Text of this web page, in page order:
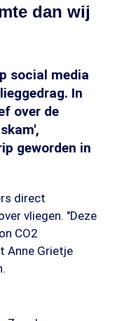
dan wij
social media
In
over de
geworden in
direct
vliegen. "Deze
CO2
Anne Grietje